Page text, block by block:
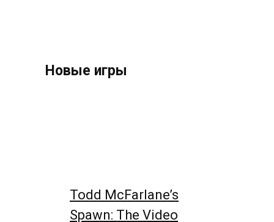
Новые игры
Todd McFarlane’s
Spawn: The Video